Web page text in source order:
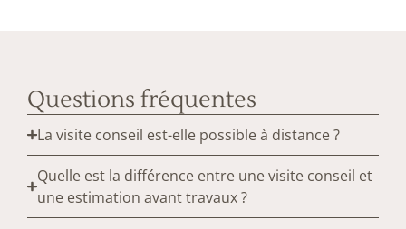
Questions fréquentes
La visite conseil est-elle possible à distance ?
Quelle est la différence entre une visite conseil et
une estimation avant travaux ?